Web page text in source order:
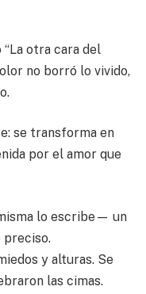
otra cara del
no borró lo vivido,
se transforma en
por el amor que
lo escribe— un
preciso.
y alturas. Se
las cimas.